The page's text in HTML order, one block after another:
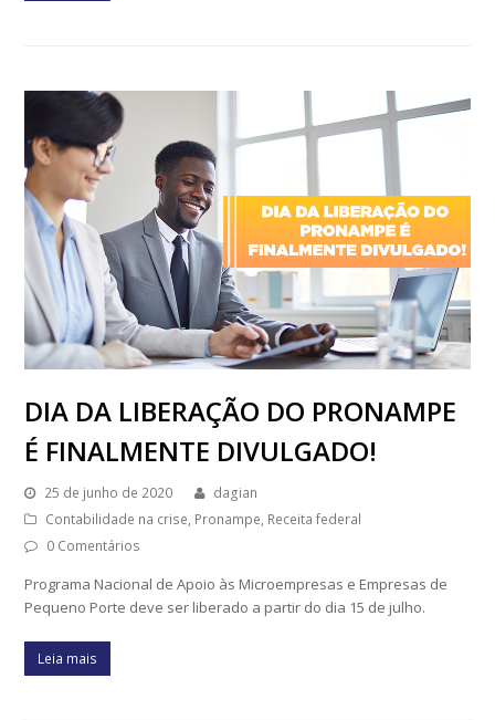
DIA DA LIBERAÇÃO DO PRONAMPE
É FINALMENTE DIVULGADO!
25 de junho de 2020
dagian
Contabilidade na crise, Pronampe, Receita federal
0 Comentários
Programa Nacional de Apoio às Microempresas e Empresas de
Pequeno Porte deve ser liberado a partir do dia 15 de julho.
Leia mais